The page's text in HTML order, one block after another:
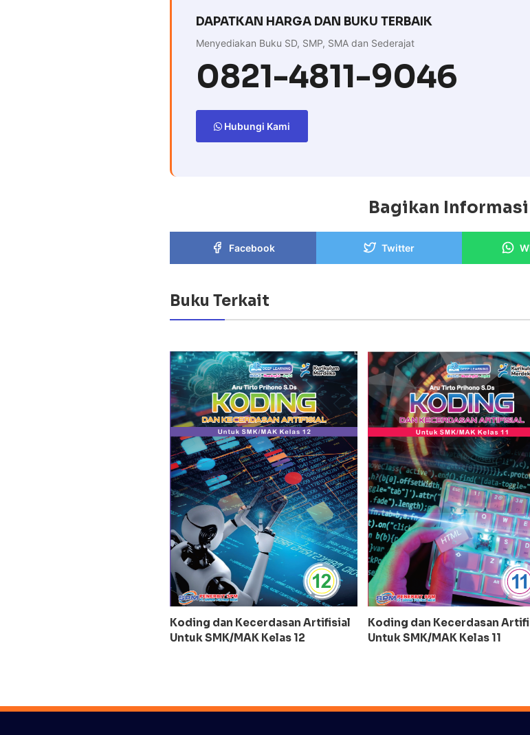
DAPATKAN HARGA DAN BUKU TERBAIK
Menyediakan Buku SD, SMP, SMA dan Sederajat
0821-4811-9046
Hubungi Kami
Bagikan
Facebook Twitter
Buku Terkait
Koding dan Kecerdasan Artifisial
Untuk SMK/MAK Kelas 12
Koding dan Kecerdasan
Untuk SMK/MAK Kelas 11